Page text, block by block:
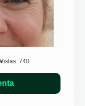
Vistas:740